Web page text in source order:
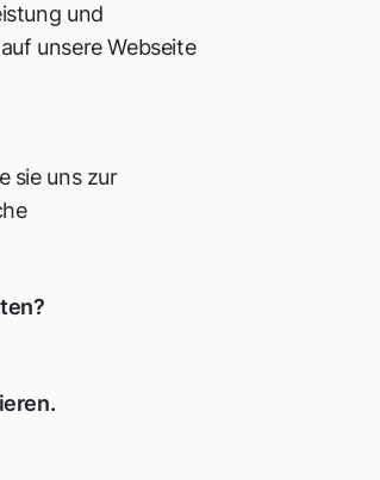
und
unsere Webseite
sie uns zur